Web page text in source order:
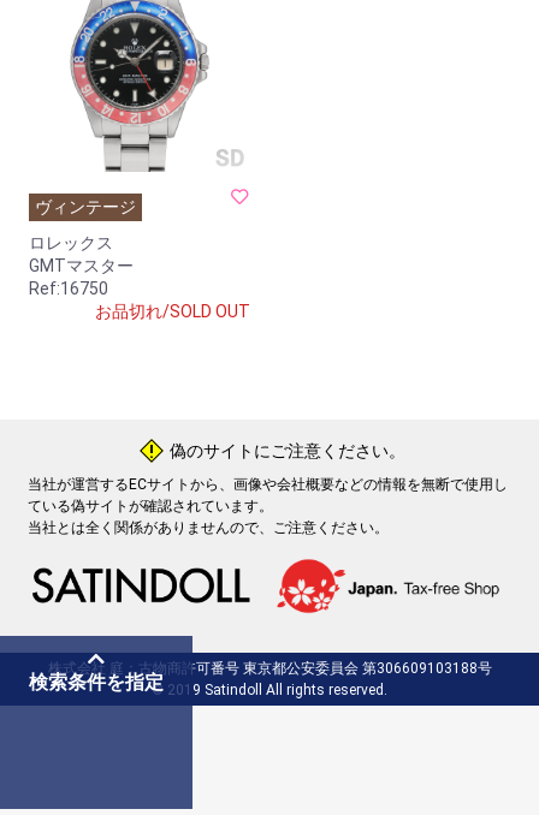
ヴィンテージ
ロレックス
GMTマスター
Ref:16750
お品切れ/SOLD OUT
検索条件を指定
! 偽のサイトにご注意ください。
当社が運営するECサイトから、画像や会社概要などの情報を無断で使用し
ている偽サイトが確認されています。
当社とは全く関係がありませんので、ご注意ください。
株式会社 庭：古物商許可番号 東京都公安委員会 第306609103188号
© 2019 Satindoll All rights reserved.